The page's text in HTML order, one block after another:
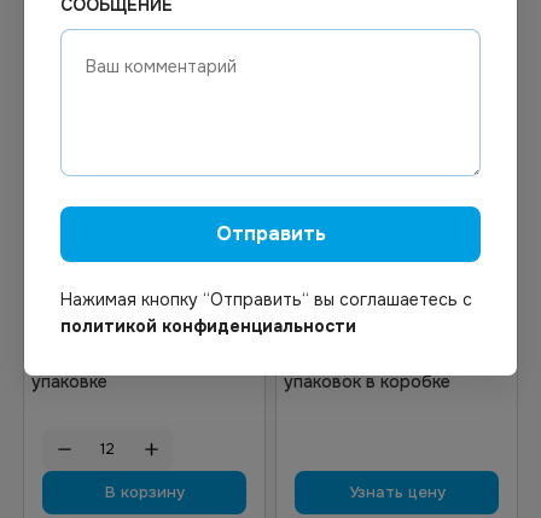
Полотенца бумажные
листовые Focus Extra 1-
упаковке
В корзину
Цена по запросу
Полотенца бумажные V-
сложения, 1-слойные,
упаковок в коробке
Узнать цену
Отправить
Нажимая кнопку “Отправить“ вы соглашаетесь с
политикой конфиденциальности